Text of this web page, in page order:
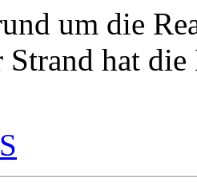
um die
Strand hat